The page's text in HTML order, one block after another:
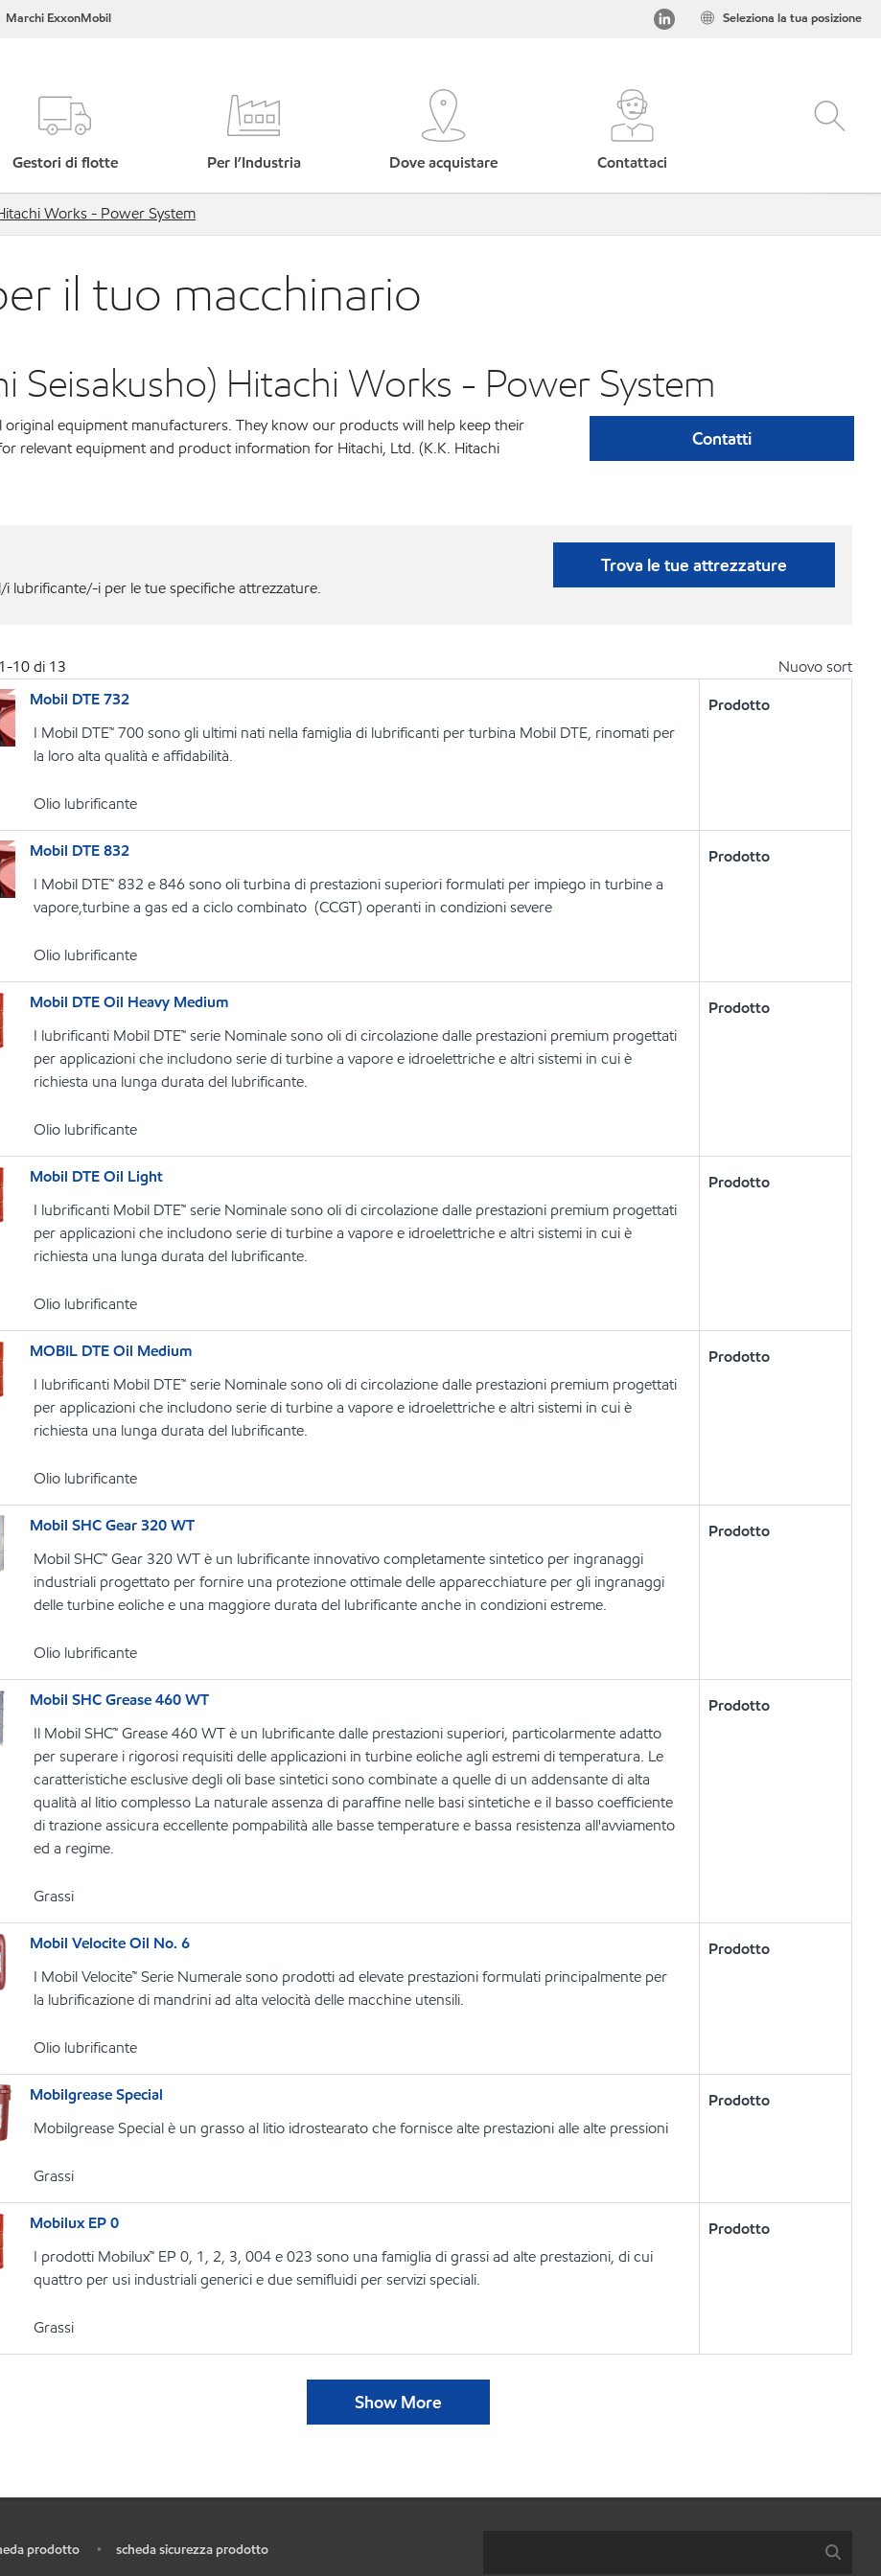
Marchi ExxonMobil Seleziona la tua posizione
Gestori di flotte Per l’Industria Dove acquistare Contattaci
Works - Power System
il tuo macchinario
Seisakusho) Hitachi Works - Power System
equipment manufacturers. They know our products will help keep their
relevant equipment and product information for Hitachi, Ltd. (K.K. Hitachi
Contatti
lubrificante/-i per le tue specifiche attrezzature.
Trova le tue attrezzature
1-10di 13
Nuovo sort
Mobil DTE 732
I Mobil DTE™ 700 sono gli ultimi nati nella famiglia di lubrificanti per turbina Mobil DTE, rinomati per
la loro alta qualità e affidabilità.
Olio lubrificante
Prodotto
Mobil DTE 832
I Mobil DTE™ 832 e 846 sono oli turbina di prestazioni superiori formulati per impiego in turbine a
vapore,turbine a gas ed a ciclo combinato (CCGT) operanti in condizioni severe
Olio lubrificante
Prodotto
Mobil DTE Oil Heavy Medium
I lubrificanti Mobil DTE™ serie Nominale sono oli di circolazione dalle prestazioni premium progettati
per applicazioni che includono serie di turbine a vapore e idroelettriche e altri sistemi in cui è
richiesta una lunga durata del lubrificante.
Olio lubrificante
Prodotto
Mobil DTE Oil Light
I lubrificanti Mobil DTE™ serie Nominale sono oli di circolazione dalle prestazioni premium progettati
per applicazioni che includono serie di turbine a vapore e idroelettriche e altri sistemi in cui è
richiesta una lunga durata del lubrificante.
Olio lubrificante
Prodotto
MOBIL DTE Oil Medium
I lubrificanti Mobil DTE™ serie Nominale sono oli di circolazione dalle prestazioni premium progettati
per applicazioni che includono serie di turbine a vapore e idroelettriche e altri sistemi in cui è
richiesta una lunga durata del lubrificante.
Olio lubrificante
Prodotto
Mobil SHC Gear 320 WT
Mobil SHC™ Gear 320 WT è un lubrificante innovativo completamente sintetico per ingranaggi
industriali progettato per fornire una protezione ottimale delle apparecchiature per gli ingranaggi
delle turbine eoliche e una maggiore durata del lubrificante anche in condizioni estreme.
Olio lubrificante
Prodotto
Mobil SHC Grease 460 WT
Il Mobil SHC™ Grease 460 WT è un lubrificante dalle prestazioni superiori, particolarmente adatto
per superare i rigorosi requisiti delle applicazioni in turbine eoliche agli estremi di temperatura. Le
caratteristiche esclusive degli oli base sintetici sono combinate a quelle di un addensante di alta
qualità al litio complesso La naturale assenza di paraffine nelle basi sintetiche e il basso coefficiente
di trazione assicura eccellente pompabilità alle basse temperature e bassa resistenza all'avviamento
ed a regime.
Grassi
Prodotto
Mobil Velocite Oil No. 6
I Mobil Velocite™ Serie Numerale sono prodotti ad elevate prestazioni formulati principalmente per
la lubrificazione di mandrini ad alta velocità delle macchine utensili.
Olio lubrificante
Prodotto
Mobilgrease Special
Mobilgrease Special è un grasso al litio idrostearato che fornisce alte prestazioni alle alte pressioni
Grassi
Prodotto
Mobilux EP 0
I prodotti Mobilux™ EP 0, 1, 2, 3, 004 e 023 sono una famiglia di grassi ad alte prestazioni, di cui
quattro per usi industriali generici e due semifluidi per servizi speciali.
Grassi
Prodotto
Show More
prodotto • scheda sicurezza prodotto